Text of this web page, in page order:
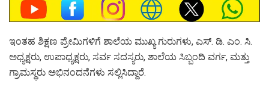
ಇಂತಹ ಶಿಕ್ಷಣ ಪ್ರೇಮಿಗಳಿಗೆ ಶಾಲೆಯ ಮುಖ್ಯ ಗುರುಗಳು, ಎಸ್. ಡಿ. ಎಂ. ಸಿ.
ಅಧ್ಯಕ್ಷರು, ಉಪಾಧ್ಯಕ್ಷರು, ಸರ್ವ ಸದಸ್ಯರು, ಶಾಲೆಯ ಸಿಬ್ಬಂದಿ ವರ್ಗ, ಮತ್ತು
ಗ್ರಾಮಸ್ಥರು ಅಭಿನಂದನೆಗಳು ಸಲ್ಲಿಸಿದ್ದಾರೆ.